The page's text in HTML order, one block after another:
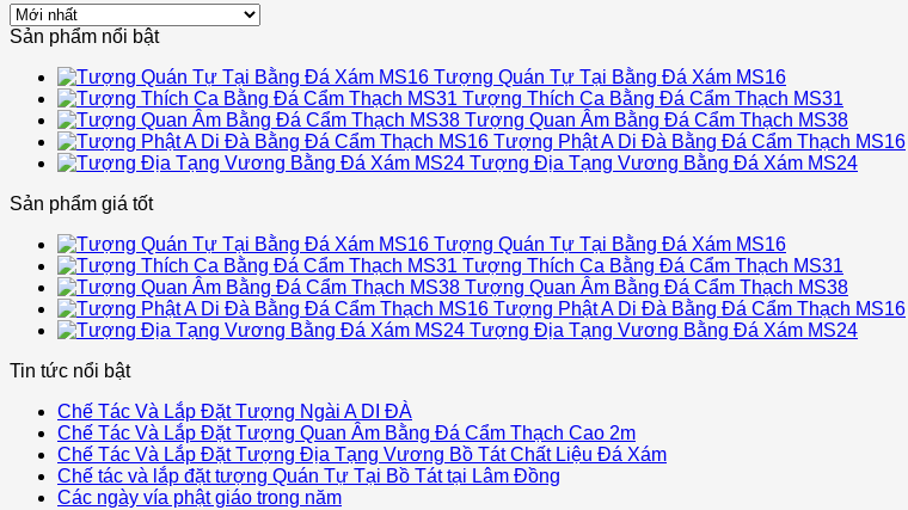
Sản phẩm nổi bật
Tượng Quán Tự Tại Bằng Đá Xám MS16
Tượng Thích Ca Bằng Đá Cẩm Thạch MS31
Tượng Quan Âm Bằng Đá Cẩm Thạch MS38
Tượng Phật A Di Đà Bằng Đá Cẩm Thạch MS16
Tượng Địa Tạng Vương Bằng Đá Xám MS24
Sản phẩm giá tốt
Tượng Quán Tự Tại Bằng Đá Xám MS16
Tượng Thích Ca Bằng Đá Cẩm Thạch MS31
Tượng Quan Âm Bằng Đá Cẩm Thạch MS38
Tượng Phật A Di Đà Bằng Đá Cẩm Thạch MS16
Tượng Địa Tạng Vương Bằng Đá Xám MS24
Tin tức nổi bật
Chế Tác Và Lắp Đặt Tượng Ngài A DI ĐÀ
Chế Tác Và Lắp Đặt Tượng Quan Âm Bằng Đá Cẩm Thạch Cao 2m
Chế Tác Và Lắp Đặt Tượng Địa Tạng Vương Bồ Tát Chất Liệu Đá Xám
Chế tác và lắp đặt tượng Quán Tự Tại Bồ Tát tại Lâm Đồng
Các ngày vía phật giáo trong năm